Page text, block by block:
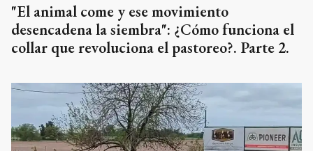
"El animal come y ese movimiento
desencadena la siembra": ¿Cómo funciona el
collar que revoluciona el pastoreo?. Parte 2.